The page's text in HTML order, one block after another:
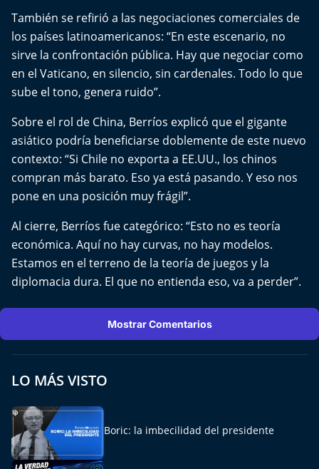
Carrera a La Moneda
Aquí Estamos
Sello de raza
Trasnoche
Reto Inmobiliario
Punto de Encuentro
Yo invito
También se refirió a las negociaciones comerciales de
los países latinoamericanos: “En este escenario, no
sirve la confrontación pública. Hay que negociar como
en el Vaticano, en silencio, sin cardenales. Todo lo que
sube el tono, genera ruido”.
Sobre el rol de China, Berríos explicó que el gigante
asiático podría beneficiarse doblemente de este nuevo
contexto: “Si Chile no exporta a EE.UU., los chinos
compran más barato. Eso ya está pasando. Y eso nos
pone en una posición muy frágil”.
Al cierre, Berríos fue categórico: “Esto no es teoría
económica. Aquí no hay curvas, no hay modelos.
Estamos en el terreno de la teoría de juegos y la
diplomacia dura. El que no entienda eso, va a perder”.
Mostrar Comentarios
LO MÁS VISTO
Boric: la imbecilidad del presidente